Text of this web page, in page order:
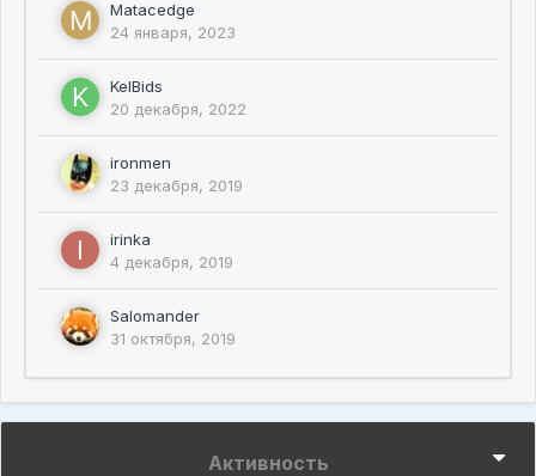
Matacedge
24 января, 2023
KelBids
20 декабря, 2022
ironmen
23 декабря, 2019
irinka
4 декабря, 2019
Salomander
31 октября, 2019
Активность